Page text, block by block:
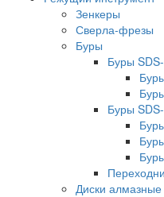
Зенкеры
Сверла-фрезы
Буры
Буры
Буры
Диски алмазные